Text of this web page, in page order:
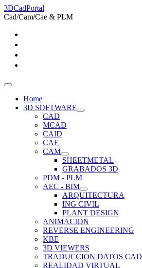
3DCadPortal
Cad/Cam/Cae & PLM
Home
3D SOFTWARE
CAD
MCAD
CAID
CAE
CAM
SHEETMETAL
GRABADOS 3D
PDM - PLM
AEC - BIM
ARQUITECTURA
ING CIVIL
PLANT DESIGN
ANIMACION
REVERSE ENGINEERING
KBE
3D VIEWERS
TRADUCCION DATOS CAD
REALIDAD VIRTUAL